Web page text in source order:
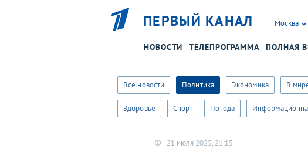
ПЕРВЫЙ КАНАЛ Москва
НОВОСТИ ТЕЛЕПРОГРАММА ПОЛНАЯ
Хотите получать
Все новости Политика Экономика В
Здоровье Спорт Погода
21 июля 2025, 21:15